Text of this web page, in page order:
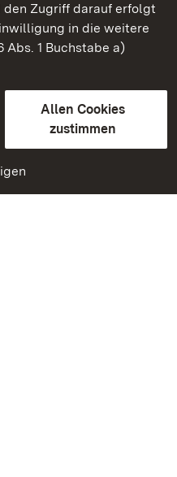
den Zugriff darauf erfolgt
in die weitere
1 Buchstabe a)
Allen Cookies
zustimmen
Baden-Württemberg